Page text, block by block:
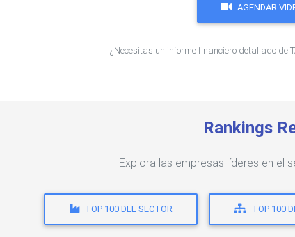
AGENDAR
¿Necesitas un informe financiero detallado de
Rankings
Explora las empresas líderes en el
TOP 100 DEL SECTOR TOP 100